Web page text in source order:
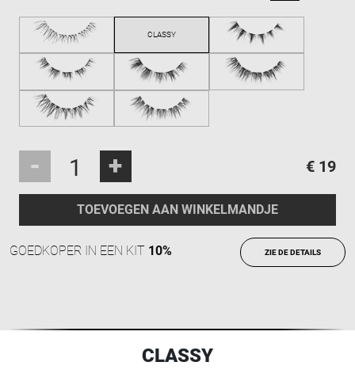
- + € 19
TOEVOEGEN AAN WINKELMANDJE
GOEDKOPER IN EEN KIT 10% ZIE DE DETAILS
CLASSY